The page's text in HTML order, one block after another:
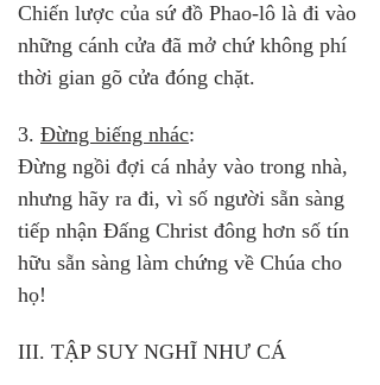
Chiến lược của sứ đồ Phao-lô là đi vào
những cánh cửa đã mở chứ không phí
thời gian gõ cửa đóng chặt.
3. Đừng biếng nhác:
Đừng ngồi đợi cá nhảy vào trong nhà,
nhưng hãy ra đi, vì số người sẵn sàng
tiếp nhận Đấng Christ đông hơn số tín
hữu sẵn sàng làm chứng về Chúa cho
họ!
III. TẬP SUY NGHĨ NHƯ CÁ